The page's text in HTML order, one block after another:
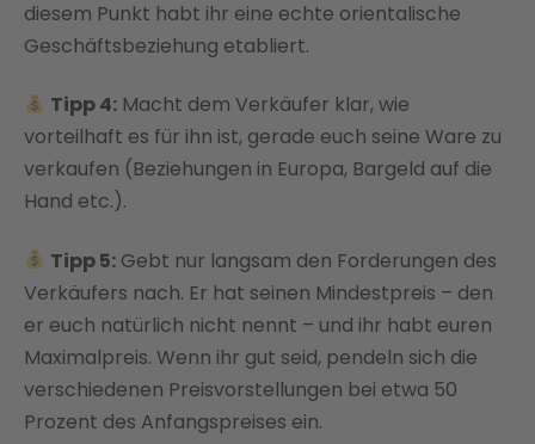
diesem Punkt habt ihr eine echte orientalische
Geschäftsbeziehung etabliert.
Tipp 4: Macht dem Verkäufer klar, wie
vorteilhaft es für ihn ist, gerade euch seine Ware zu
verkaufen (Beziehungen in Europa, Bargeld auf die
Hand etc.).
Tipp 5: Gebt nur langsam den Forderungen des
Verkäufers nach. Er hat seinen Mindestpreis – den
er euch natürlich nicht nennt – und ihr habt euren
Maximalpreis. Wenn ihr gut seid, pendeln sich die
verschiedenen Preisvorstellungen bei etwa 50
Prozent des Anfangspreises ein.